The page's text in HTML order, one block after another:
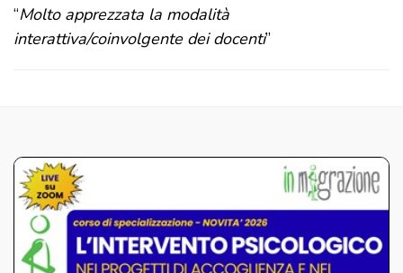
“Molto apprezzata la modalità
interattiva/coinvolgente dei docenti”